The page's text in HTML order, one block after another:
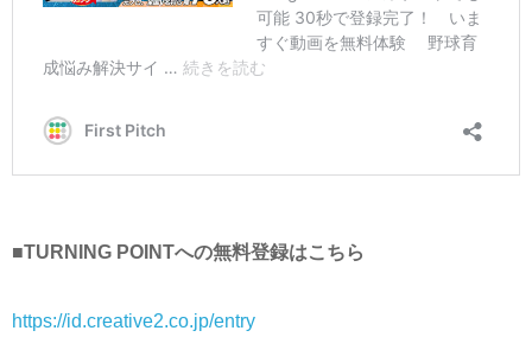
■TURNING POINTへの無料登録はこちら
https://id.creative2.co.jp/entry